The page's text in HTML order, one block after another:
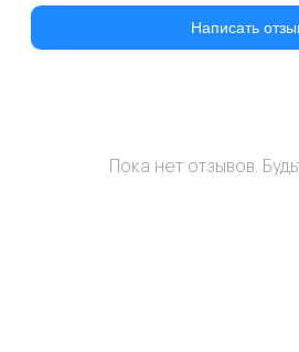
Написать
Пока нет отзывов.